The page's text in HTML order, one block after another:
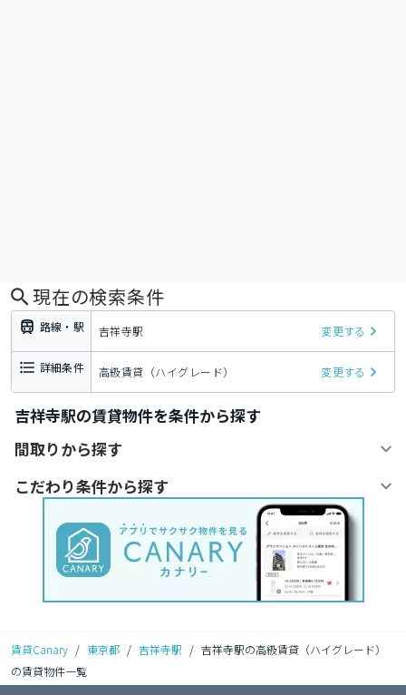
現在の検索条件
路線・駅 吉祥寺駅 変更する
詳細条件 高級賃貸（ハイグレード） 変更する
吉祥寺駅の賃貸物件を条件から探す
間取りから探す
こだわり条件から探す
賃貸Canary / 東京都 / 吉祥寺駅 / 吉祥寺駅の高級賃貸（ハイグレード）
の賃貸物件一覧